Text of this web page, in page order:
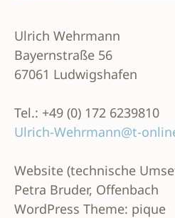
Ulrich Wehrmann
Bayernstraße 56
67061 Ludwigshafen
Tel.: +49 (0) 172 6239810
Ulrich-Wehrmann@t-
Website (technische
Petra Bruder, Offenbach
WordPress Theme: pique